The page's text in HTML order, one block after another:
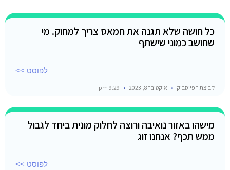
כל חושה שלא תגנה את חמאס צריך למחוק. מי
שחושב כמוני שישתף
לפוסט >>
קבוצת הפייסבוק אוקטובר 8, 2023
מישהו באזור נואיבה ורוצה לחלוק מונית ביחד לגבול
ממש תכף? אנחנו זוג
לפוסט >>